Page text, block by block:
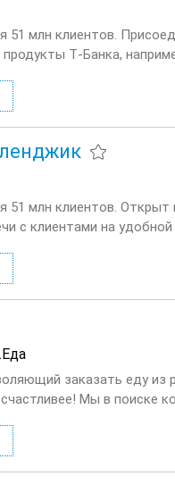
млн клиентов.
Т‑Банка,
51 млн клиентов.
с клиентами на
заказать еду из
Мы в поиске